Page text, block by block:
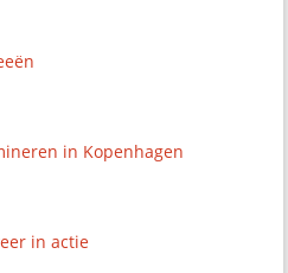
in Kopenhagen
in actie